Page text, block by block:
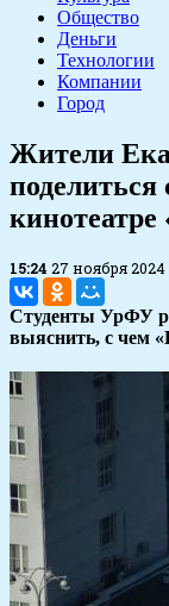
Общество
Деньги
Технологии
Компании
Город
​Жители
кинотеатре
15:24 27 ноября 2024
Студенты УрФУ
выяснить, с чем